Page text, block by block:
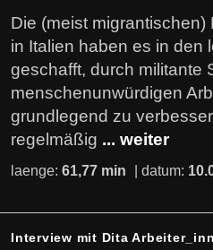
Die (meist
in Italien haben es in den
geschafft, durch militante
menschenunwürdigen
grundlegend zu
regelmäßig ... weiter
laenge: 61,77 min | datum:
Interview mit Dita